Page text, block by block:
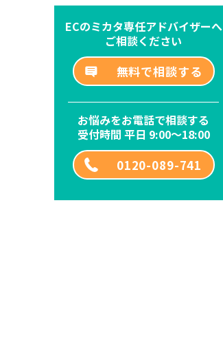
ECのミカタ専任アドバイザーへ
ご相談ください
無料で相談する
お悩みをお電話で相談する
受付時間 平日 9:00～18:00
0120-089-741